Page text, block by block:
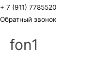
+ 7 (911) 7785520
Обратный звонок
fon1